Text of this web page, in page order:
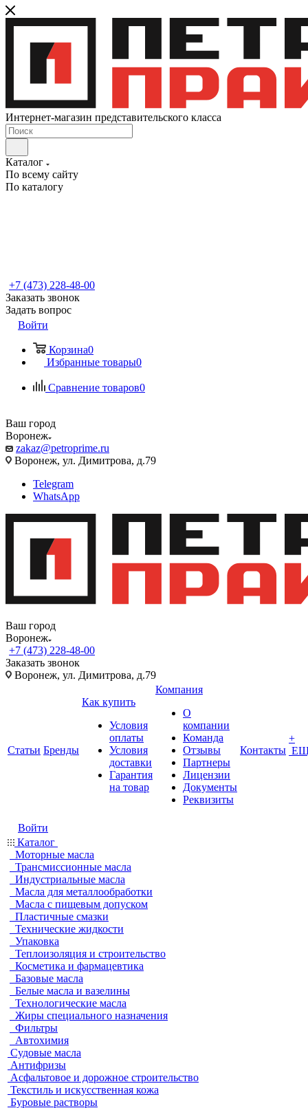
Интернет-магазин представительского класса
Каталог
По всему сайту
По каталогу
+7 (473) 228-48-00
Заказать звонок
Задать вопрос
Войти
Корзина0
Избранные товары0
Сравнение товаров0
Ваш город
Воронеж
zakaz@petroprime.ru
Воронеж, ул. Димитрова, д.79
Telegram
WhatsApp
Ваш город
Воронеж
+7 (473) 228-48-00
Заказать звонок
Воронеж, ул. Димитрова, д.79
Статьи Бренды
Как купить
Условия
оплаты
Условия
доставки
Гарантия
на товар
Компания
О
компании
Команда
Отзывы
Партнеры
Лицензии
Документы
Реквизиты
Контакты
+
Войти
Каталог
Моторные масла
Трансмиссионные масла
Индустриальные масла
Масла для металлообработки
Масла с пищевым допуском
Пластичные смазки
Технические жидкости
Упаковка
Теплоизоляция и строительство
Косметика и фармацевтика
Базовые масла
Белые масла и вазелины
Технологические масла
Жиры специального назначения
Фильтры
Автохимия
Судовые масла
Антифризы
Асфальтовое и дорожное строительство
Текстиль и искусственная кожа
Буровые растворы